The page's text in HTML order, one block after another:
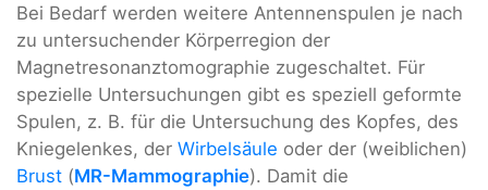
Bei Bedarf werden weitere Antennenspulen je nach
zu untersuchender Körperregion der
Magnetresonanztomographie zugeschaltet. Für
spezielle Untersuchungen gibt es speziell geformte
Spulen, z. B. für die Untersuchung des Kopfes, des
Kniegelenkes, der Wirbelsäule oder der (weiblichen)
Brust (MR-Mammographie). Damit die